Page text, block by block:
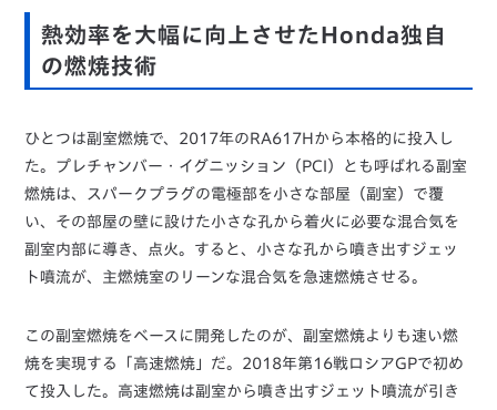
熱効率を大幅に向上させたHonda独自
の燃焼技術
ひとつは副室燃焼で、2017年のRA617Hから本格的に投入し
た。プレチャンバー・イグニッション（PCI）とも呼ばれる副室
燃焼は、スパークプラグの電極部を小さな部屋（副室）で覆
い、その部屋の壁に設けた小さな孔から着火に必要な混合気を
副室内部に導き、点火。すると、小さな孔から噴き出すジェッ
ト噴流が、主燃焼室のリーンな混合気を急速燃焼させる。
この副室燃焼をベースに開発したのが、副室燃焼よりも速い燃
焼を実現する「高速燃焼」だ。2018年第16戦ロシアGPで初め
て投入した。高速燃焼は副室から噴き出すジェット噴流が引き